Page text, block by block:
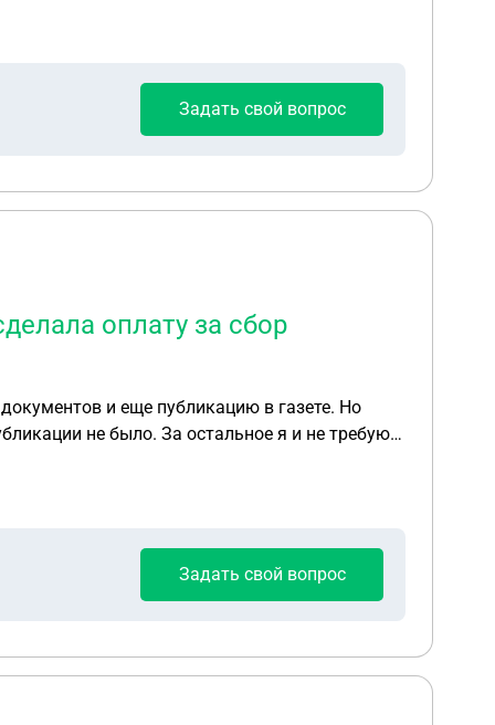
Задать свой вопрос
оплату за сбор
и еще публикацию в газете. Но
Задать свой вопрос